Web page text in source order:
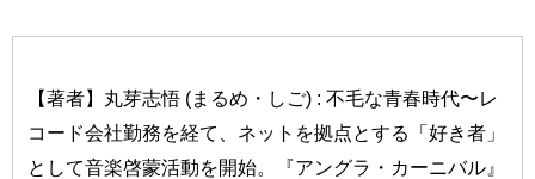
【著者】丸芽志悟 (まるめ・しご) : 不毛な青春時代〜レ
コード会社勤務を経て、ネットを拠点とする「好き者」
として音楽啓蒙活動を開始。『アングラ・カーニバル』